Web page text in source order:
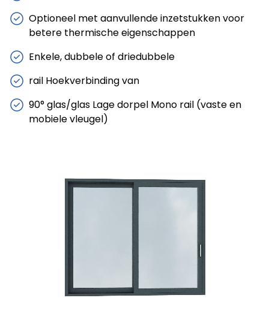
Optioneel met aanvullende inzetstukken voor
betere thermische eigenschappen
Enkele, dubbele of driedubbele
rail Hoekverbinding van
90° glas/glas Lage dorpel Mono rail (vaste en
mobiele vleugel)